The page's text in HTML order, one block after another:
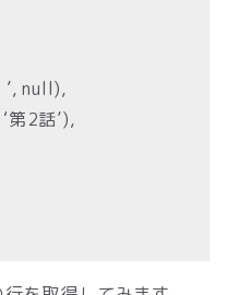
null),
第2話’),